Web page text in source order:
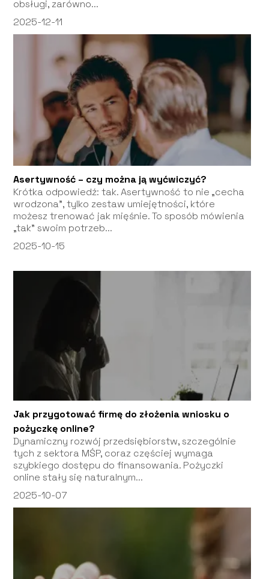
obsługi, zarówno...
2025-12-11
Asertywność – czy można ją wyćwiczyć?
Krótka odpowiedź: tak. Asertywność to nie „cecha
wrodzona”, tylko zestaw umiejętności, które
możesz trenować jak mięśnie. To sposób mówienia
„tak” swoim potrzeb...
2025-10-15
Jak przygotować firmę do złożenia wniosku o
pożyczkę online?
Dynamiczny rozwój przedsiębiorstw, szczególnie
tych z sektora MŚP, coraz częściej wymaga
szybkiego dostępu do finansowania. Pożyczki
online stały się naturalnym...
2025-10-07